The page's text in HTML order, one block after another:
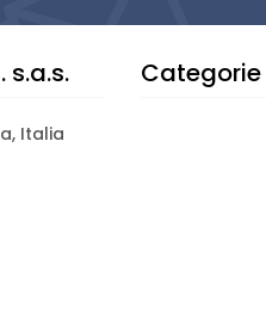
s.a.s.
Italia
Categorie